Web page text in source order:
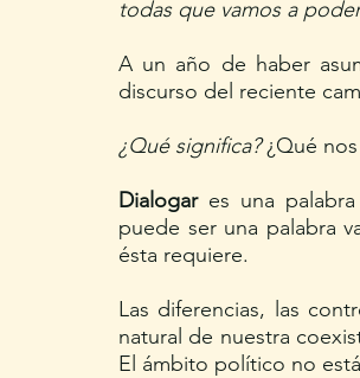
todas que vamos a
A un año de haber
discurso del reciente
¿Qué significa? ¿Qué nos
Dialogar es una
puede ser una palabra
ésta requiere.
Las diferencias, las
natural de nuestra
El ámbito político no